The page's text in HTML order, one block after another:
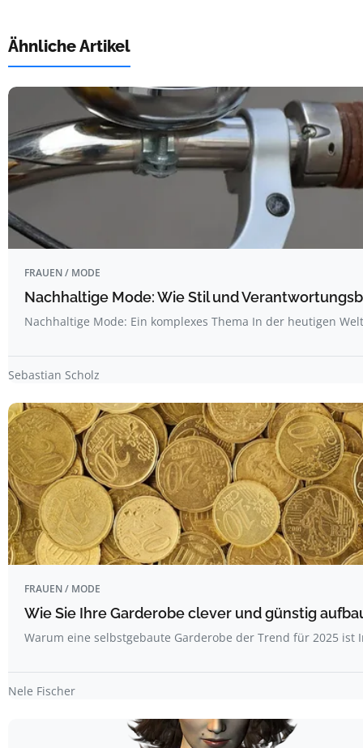
Ähnliche Artikel
FRAUEN / MODE
Nachhaltige Mode: Wie Stil und
Nachhaltige Mode: Ein komplexes Thema In der heutigen
Sebastian Scholz
FRAUEN / MODE
Wie Sie Ihre Garderobe clever und günstig
Warum eine selbstgebaute Garderobe der Trend für 2025 ist
Nele Fischer